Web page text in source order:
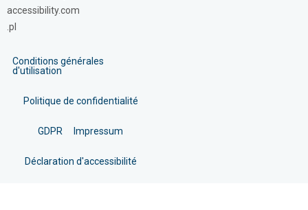
accessibility.com
.pl
Conditions générales
d'utilisation
Politique de confidentialité
GDPR Impressum
Déclaration d'accessibilité